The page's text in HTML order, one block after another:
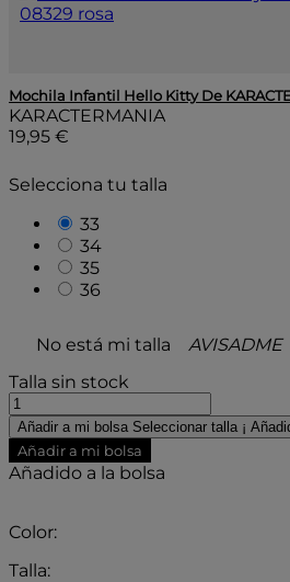
Mochila Infantil Hello Kitty De
KARACTERMANIA
19,95 €
Selecciona tu talla
33
34
35
36
No está mi talla
AVISADME
Talla sin stock
Añadir a mi bolsa Seleccionar talla ¡
Añadir a mi bolsa
Añadido a la bolsa
Color:
Talla: